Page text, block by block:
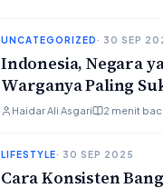
UNCATEGORIZED· 30 SEP
Indonesia, Negara
Warganya Paling
Haidar Ali Asgari 2 menit
LIFESTYLE· 30 SEP 2025
Cara Konsisten